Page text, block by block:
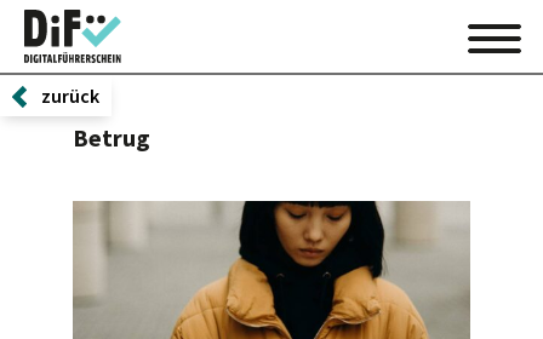
zurück
Betrug